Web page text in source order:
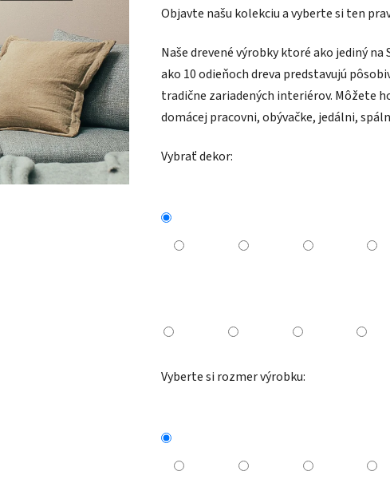
Objavte našu kolekciu a vyberte si ten
Naše drevené výrobky ktoré ako jediný
ako 10 odieňoch dreva predstavujú
tradične zariadených interiérov. Môžete
domácej pracovni, obývačke, jedálni,
Vybrať dekor:
Vyberte si rozmer výrobku: